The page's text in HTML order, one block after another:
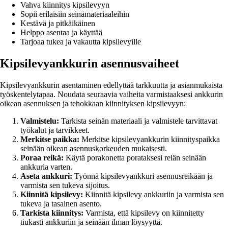
Vahva kiinnitys kipsilevyyn
Sopii erilaisiin seinämateriaaleihin
Kestävä ja pitkäikäinen
Helppo asentaa ja käyttää
Tarjoaa tukea ja vakautta kipsilevyille
Kipsilevyankkurin asennusvaiheet
Kipsilevyankkurin asentaminen edellyttää tarkkuutta ja asianmukaista
työskentelytapaa. Noudata seuraavia vaiheita varmistaaksesi ankkurin
oikean asennuksen ja tehokkaan kiinnityksen kipsilevyyn:
Valmistelu: Tarkista seinän materiaali ja valmistele tarvittavat
työkalut ja tarvikkeet.
Merkitse paikka: Merkitse kipsilevyankkurin kiinnityspaikka
seinään oikean asennuskorkeuden mukaisesti.
Poraa reikä: Käytä porakonetta porataksesi reiän seinään
ankkuria varten.
Aseta ankkuri: Työnnä kipsilevyankkuri asennusreikään ja
varmista sen tukeva sijoitus.
Kiinnitä kipsilevy: Kiinnitä kipsilevy ankkuriin ja varmista sen
tukeva ja tasainen asento.
Tarkista kiinnitys: Varmista, että kipsilevy on kiinnitetty
tiukasti ankkuriin ja seinään ilman löysyyttä.